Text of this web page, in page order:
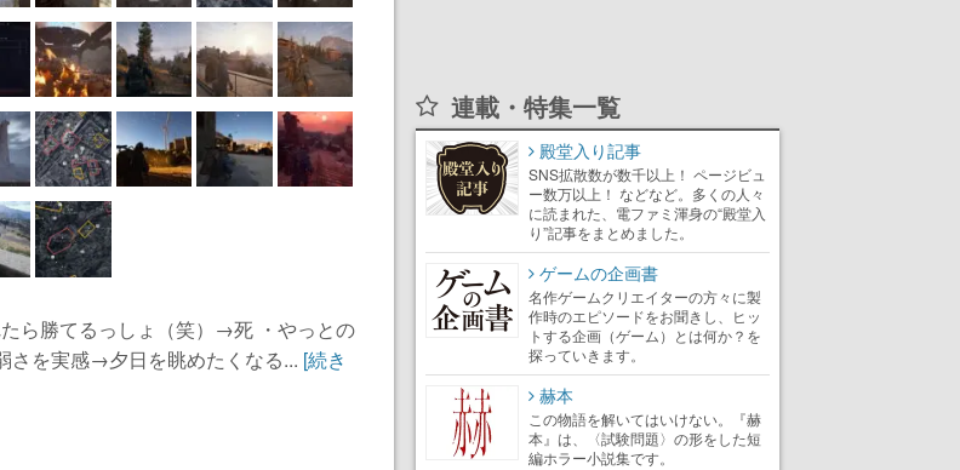
ら勝てるっしょ（笑）→死 ・やっとの
さを実感→夕日を眺めたくなる... [続き
連載・特集一覧
殿堂入り記事
SNS拡散数が数千以上！ ページビュ
ー数万以上！ などなど。多くの人々
に読まれた、電ファミ渾身の“殿堂入
り”記事をまとめました。
ゲームの企画書
名作ゲームクリエイターの方々に製
作時のエピソードをお聞きし、ヒッ
トする企画（ゲーム）とは何か？を
探っていきます。
赫本
この物語を解いてはいけない。『赫
本』は、〈試験問題〉の形をした短
編ホラー小説集です。